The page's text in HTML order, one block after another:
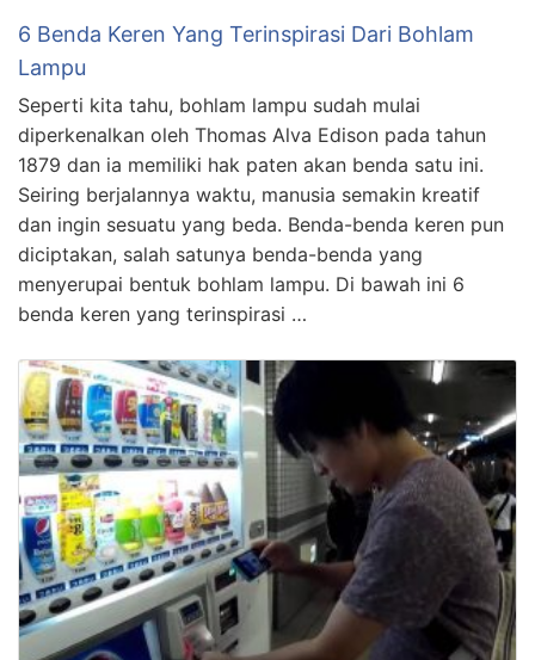
6 Benda Keren Yang Terinspirasi Dari Bohlam
Lampu
Seperti kita tahu, bohlam lampu sudah mulai
diperkenalkan oleh Thomas Alva Edison pada tahun
1879 dan ia memiliki hak paten akan benda satu ini.
Seiring berjalannya waktu, manusia semakin kreatif
dan ingin sesuatu yang beda. Benda-benda keren pun
diciptakan, salah satunya benda-benda yang
menyerupai bentuk bohlam lampu. Di bawah ini 6
benda keren yang terinspirasi …